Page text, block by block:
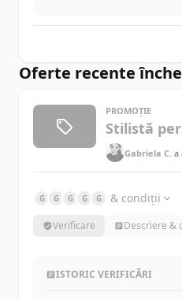
Oferte recente
PROMOȚIE
Stilistă
Gabriela C. a
G G G G G & condiții
Verificare Descriere &
ISTORIC VERIFICĂRI